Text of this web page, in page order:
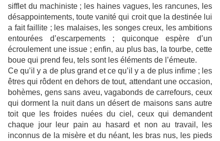
sifflet du machiniste ; les haines vagues, les rancunes, les
désappointements, toute vanité qui croit que la destinée lui
a fait faillite ; les malaises, les songes creux, les ambitions
entourées d’escarpements ; quiconque espère d’un
écroulement une issue ; enfin, au plus bas, la tourbe, cette
boue qui prend feu, tels sont les éléments de l’émeute.
Ce qu’il y a de plus grand et ce qu’il y a de plus infime ; les
êtres qui rôdent en dehors de tout, attendant une occasion,
bohèmes, gens sans aveu, vagabonds de carrefours, ceux
qui dorment la nuit dans un désert de maisons sans autre
toit que les froides nuées du ciel, ceux qui demandent
chaque jour leur pain au hasard et non au travail, les
inconnus de la misère et du néant, les bras nus, les pieds